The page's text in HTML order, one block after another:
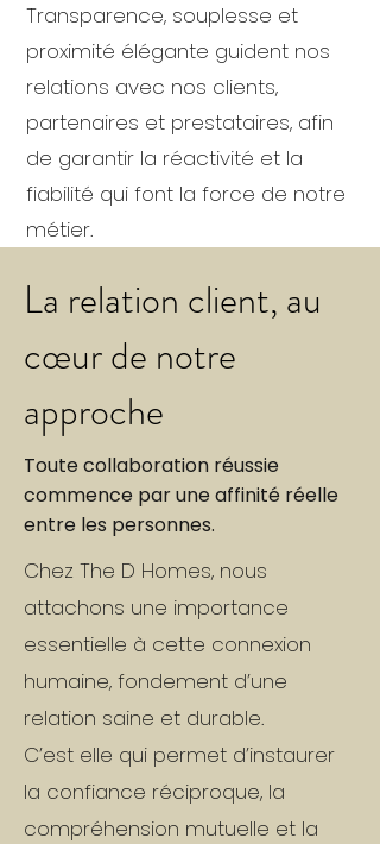
Transparence, souplesse et
proximité élégante guident nos
relations avec nos clients,
partenaires et prestataires, afin
de garantir la réactivité et la
fiabilité qui font la force de notre
métier.
La relation client, au
cœur de notre
approche
Toute collaboration réussie
commence par une affinité réelle
entre les personnes.
Chez The D Homes, nous
attachons une importance
essentielle à cette connexion
humaine, fondement d’une
relation saine et durable.
C’est elle qui permet d’instaurer
la confiance réciproque, la
compréhension mutuelle et la